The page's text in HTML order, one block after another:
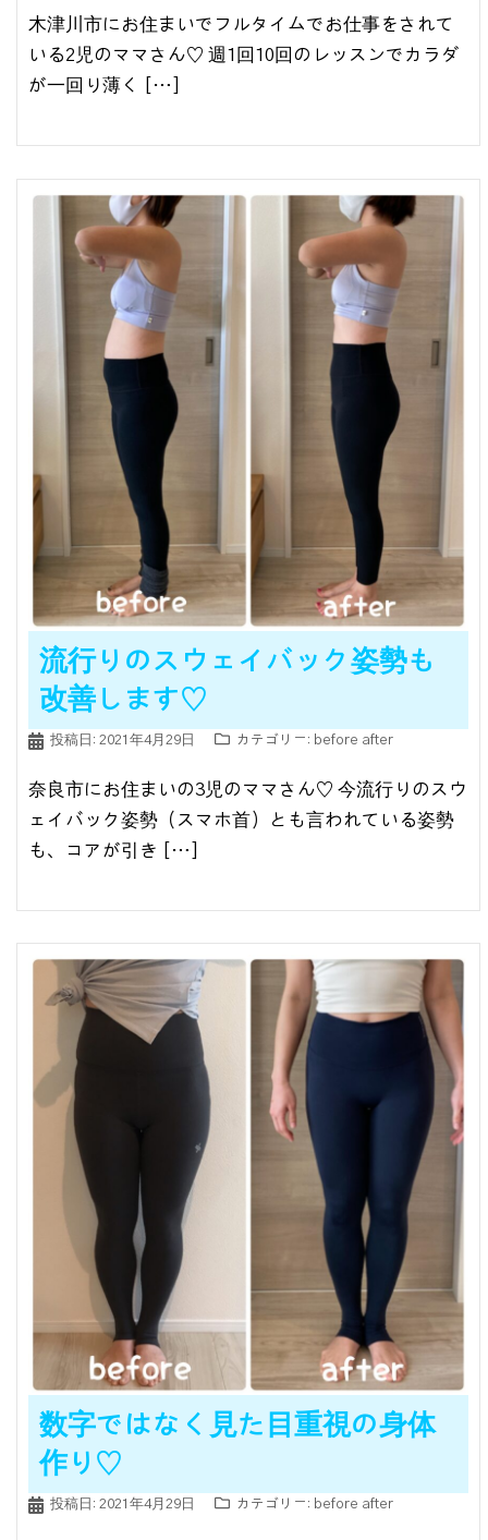
木津川市にお住まいでフルタイムでお仕事をされて
いる2児のママさん♡ 週1回10回のレッスンでカラダ
が一回り薄く […]
流行りのスウェイバック姿勢も
改善します♡
投稿日: 2021年4月29日 カテゴリー: before after
奈良市にお住まいの3児のママさん♡ 今流行りのスウ
ェイバック姿勢（スマホ首）とも言われている姿勢
も、コアが引き […]
数字ではなく見た目重視の身体
作り♡
投稿日: 2021年4月29日 カテゴリー: before after